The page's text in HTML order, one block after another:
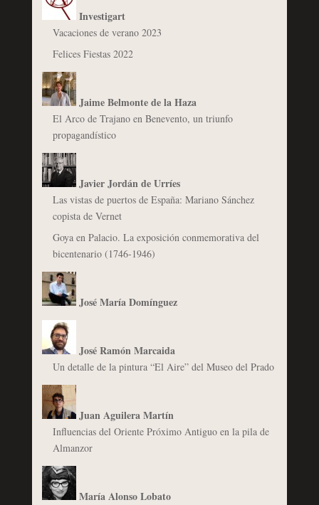
Investigart
Vacaciones de verano 2023
Felices Fiestas 2022
Jaime Belmonte de la Haza
El Arco de Trajano en Benevento, un triunfo
propagandístico
Javier Jordán de Urríes
Las vistas de puertos de España: Mariano Sánchez
copista de Vernet
Goya en Palacio. La exposición conmemorativa del
bicentenario (1746-1946)
José María Domínguez
José Ramón Marcaida
Un detalle de la pintura “El Aire” del Museo del Prado
Juan Aguilera Martín
Influencias del Oriente Próximo Antiguo en la pila de
Almanzor
María Alonso Lobato